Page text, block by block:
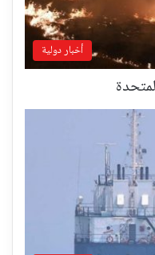
أخبار دولية